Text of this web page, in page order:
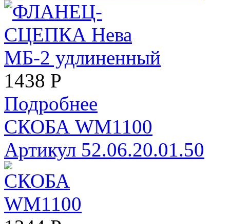
1438 Р
Подробнее
СКОБА WM1100
Артикул 52.06.20.01.50